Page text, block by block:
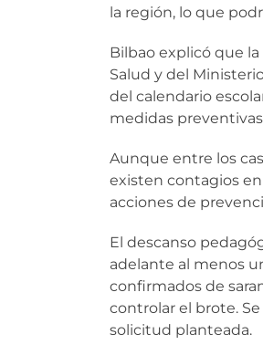
la región, lo que
Bilbao explicó que
Salud y del
del calendario
medidas
Aunque entre los
existen contagios
acciones de
El descanso
adelante al menos
confirmados de
controlar el brote.
solicitud planteada.